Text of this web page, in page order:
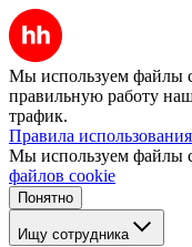
Мы используем файлы
правильную работу
трафик.
Правила
Мы используем файлы
файлов cookie
Понятно
Ищу сотрудника